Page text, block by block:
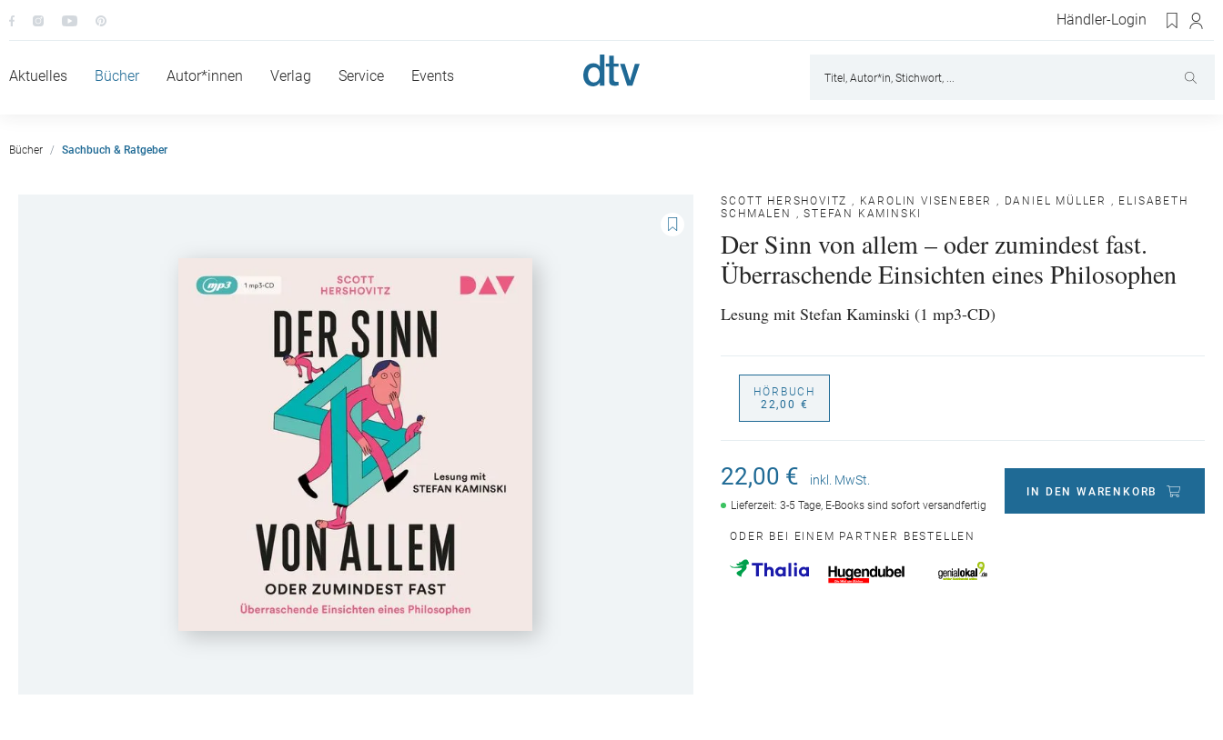
Händler-Login
Aktuelles Bücher Autor*innen Verlag Service Events
Bücher Sachbuch & Ratgeber
SCOTT HERSHOVITZ , KAROLIN VISENEBER , DANIEL MÜLLER , ELISABETH
SCHMALEN
,STEFAN KAMINSKI
Der Sinn von allem – oder zumindest fast.
Überraschende Einsichten eines Philosophen
Lesung mit Stefan Kaminski (1 mp3-CD)
HÖRBUCH
22,00 €
22,00 € inkl. MwSt.
Lieferzeit: 3-5 Tage, E-Books sind sofort versandfertig
IN DEN WARENKORB
ODER BEI EINEM PARTNER BESTELLEN